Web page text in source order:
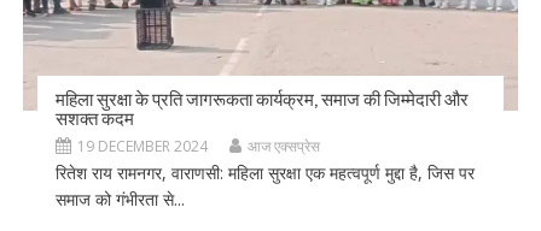
महिला सुरक्षा के प्रति जागरूकता कार्यक्रम, समाज की जिम्मेदारी और
सशक्त कदम
19 DECEMBER 2024 आज एक्सप्रेस
रितेश राय रामनगर, वाराणसी: महिला सुरक्षा एक महत्वपूर्ण मुद्दा है, जिस पर
समाज को गंभीरता से...